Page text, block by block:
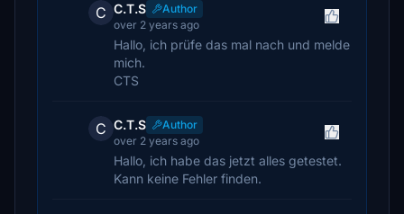
C C.T.S
Author
over 2 years ago
Hallo, ich prüfe das mal nach und melde
mich.
CTS
C C.T.S
Author
over 2 years ago
Hallo, ich habe das jetzt alles getestet.
Kann keine Fehler finden.